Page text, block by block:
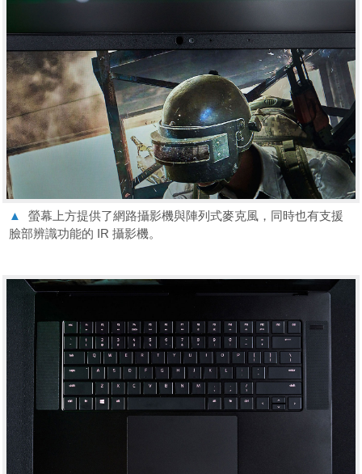
▲
螢幕上方提供了網路攝影機與陣列式麥克風，同時也有支援
臉部辨識功能的 IR 攝影機。